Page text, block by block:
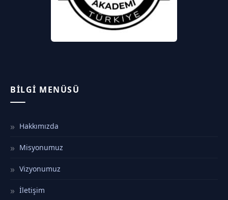
BILGI MENÜSÜ
Hakkımızda
Misyonumuz
Vizyonumuz
İletişim